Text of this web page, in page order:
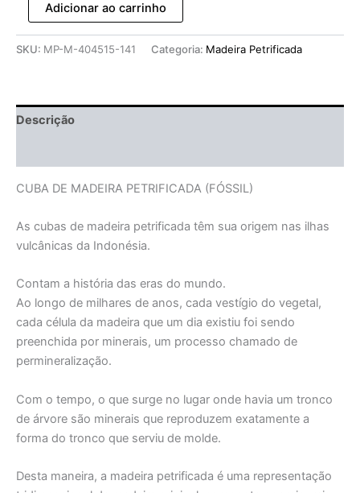
Adicionar ao carrinho
SKU: MP-M-404515-141 Categoria: Madeira Petrificada
Descrição
CUBA DE MADEIRA PETRIFICADA (FÓSSIL)
As cubas de madeira petrificada têm sua origem nas ilhas
vulcânicas da Indonésia.
Contam a história das eras do mundo.
Ao longo de milhares de anos, cada vestígio do vegetal,
cada célula da madeira que um dia existiu foi sendo
preenchida por minerais, um processo chamado de
permineralização.
Com o tempo, o que surge no lugar onde havia um tronco
de árvore são minerais que reproduzem exatamente a
forma do tronco que serviu de molde.
Desta maneira, a madeira petrificada é uma representação